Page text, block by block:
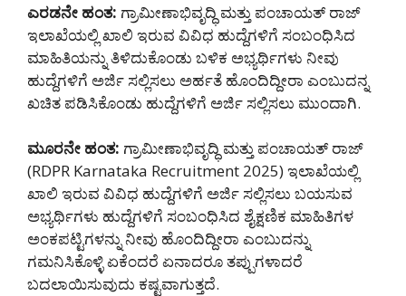
ಎರಡನೇ ಹಂತ: ಗ್ರಾಮೀಣಾಭಿವೃದ್ಧಿ ಮತ್ತು ಪಂಚಾಯತ್ ರಾಜ್
ಇಲಾಖೆಯಲ್ಲಿ ಖಾಲಿ ಇರುವ ವಿವಿಧ ಹುದ್ದೆಗಳಿಗೆ ಸಂಬಂಧಿಸಿದ
ಮಾಹಿತಿಯನ್ನು ತಿಳಿದುಕೊಂಡು ಬಳಿಕ ಅಭ್ಯರ್ಥಿಗಳು ನೀವು
ಹುದ್ದೆಗಳಿಗೆ ಅರ್ಜಿ ಸಲ್ಲಿಸಲು ಅರ್ಹತೆ ಹೊಂದಿದ್ದೀರಾ ಎಂಬುದನ್ನ
ಖಚಿತ ಪಡಿಸಿಕೊಂಡು ಹುದ್ದೆಗಳಿಗೆ ಅರ್ಜಿ ಸಲ್ಲಿಸಲು ಮುಂದಾಗಿ.
ಮೂರನೇ ಹಂತ: ಗ್ರಾಮೀಣಾಭಿವೃದ್ಧಿ ಮತ್ತು ಪಂಚಾಯತ್ ರಾಜ್
(RDPR Karnataka Recruitment 2025) ಇಲಾಖೆಯಲ್ಲಿ
ಖಾಲಿ ಇರುವ ವಿವಿಧ ಹುದ್ದೆಗಳಿಗೆ ಅರ್ಜಿ ಸಲ್ಲಿಸಲು ಬಯಸುವ
ಅಭ್ಯರ್ಥಿಗಳು ಹುದ್ದೆಗಳಿಗೆ ಸಂಬಂಧಿಸಿದ ಶೈಕ್ಷಣಿಕ ಮಾಹಿತಿಗಳ
ಅಂಕಪಟ್ಟಿಗಳನ್ನು ನೀವು ಹೊಂದಿದ್ದೀರಾ ಎಂಬುದನ್ನು
ಗಮನಿಸಿಕೊಳ್ಳಿ ಏಕೆಂದರೆ ಏನಾದರೂ ತಪ್ಪುಗಳಾದರೆ
ಬದಲಾಯಿಸುವುದು ಕಷ್ಟವಾಗುತ್ತದೆ.